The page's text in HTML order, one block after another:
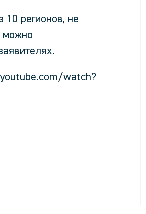
10 регионов, не
можно
watch?